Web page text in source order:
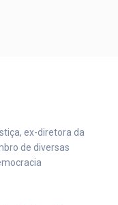
ex-diretora da
de diversas